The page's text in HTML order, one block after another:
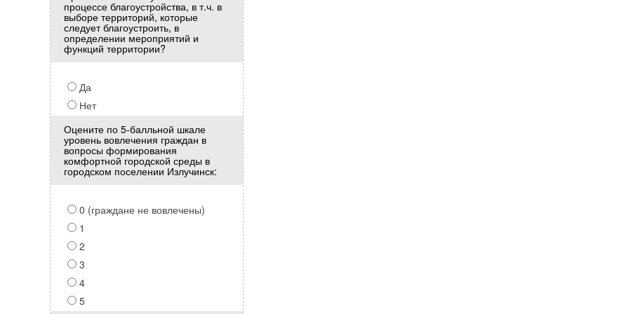
процессе благоустройства, в т.ч. в
выборе территорий, которые
следует благоустроить, в
определении мероприятий и
функций территории?
Да
Нет
Оцените по 5-балльной шкале
уровень вовлечения граждан в
вопросы формирования
комфортной городской среды в
городском поселении Излучинск:
0 (граждане не вовлечены)
1
2
3
4
5